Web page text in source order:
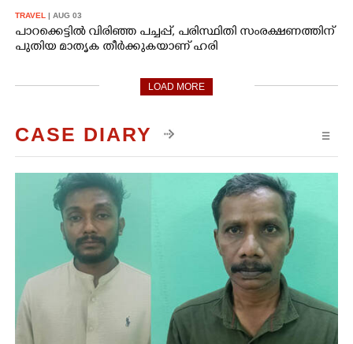
TRAVEL | AUG 03
പാറക്കെട്ടിൽ വിരിഞ്ഞ പച്ചപ്പ്, പരിസ്ഥിതി സംരക്ഷണത്തിന്
പുതിയ മാതൃക തീർക്കുകയാണ് ഹരി
LOAD MORE
CASE DIARY ☰